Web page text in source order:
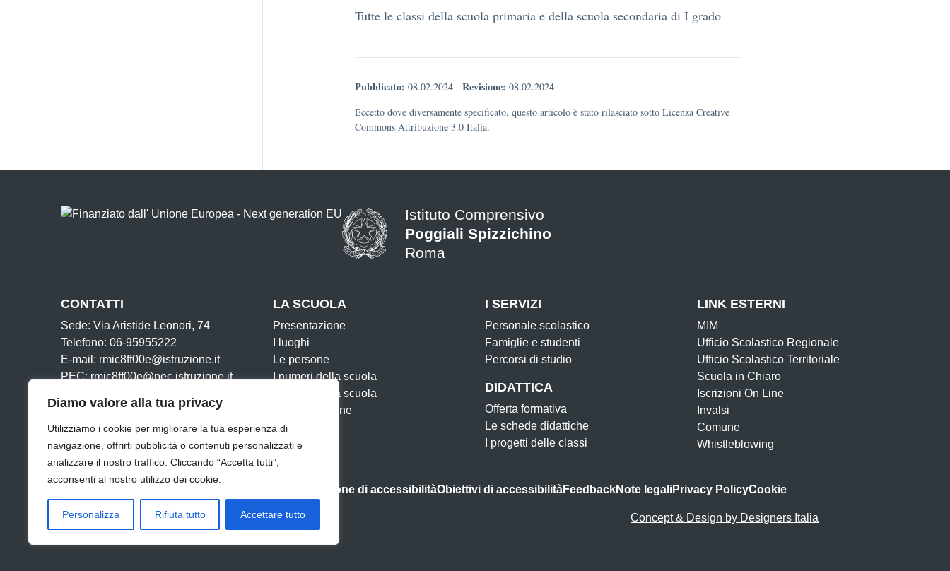
Diamo valore alla tua privacy
Utilizziamo i cookie per migliorare la tua esperienza di
navigazione, offrirti pubblicità o contenuti personalizzati e
analizzare il nostro traffico. Cliccando “Accetta tutti”,
acconsenti al nostro utilizzo dei cookie.
Personalizza Rifiuta tutto Accettare tutto
Tutte le classi della scuola primaria e della scuola secondaria di I grado
Pubblicato: 08.02.2024 - Revisione: 08.02.2024
Eccetto dove diversamente specificato, questo articolo è stato rilasciato sotto Licenza Creative
Commons Attribuzione 3.0 Italia.
Istituto Comprensivo
Poggiali Spizzichino
Roma
CONTATTI
Sede: Via Aristide Leonori, 74
Telefono: 06-95955222
E-mail: rmic8ff00e@istruzione.it
PEC: rmic8ff00e@pec.istruzione.it
Cod. Mecc: RMIC8FF00E
Cod. Fisc: 97712300587
Iban:
IT76Z0569603211000008612X80
LA SCUOLA
Presentazione
I luoghi
Le persone
I numeri della scuola
Le carte della scuola
Organizzazione
La storia
I SERVIZI
Personale scolastico
Famiglie e studenti
Percorsi di studio
DIDATTICA
Offerta formativa
Le schede didattiche
I progetti delle classi
LINK ESTERNI
MIM
Ufficio Scolastico Regionale
Ufficio Scolastico Territoriale
Scuola in Chiaro
Iscrizioni On Line
Invalsi
Comune
Whistleblowing
Dichiarazione di accessibilitàObiettivi di accessibilitàFeedbackNote legaliPrivacy PolicyCookie
Concept & Design by Designers Italia